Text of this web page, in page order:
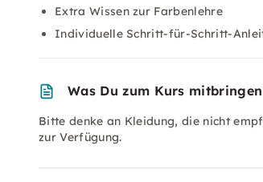
Extra Wissen zur Farbenlehre
Individuelle Schritt-für-Schritt-
Was Du zum Kurs
Bitte denke an Kleidung, die nicht
zur Verfügung.